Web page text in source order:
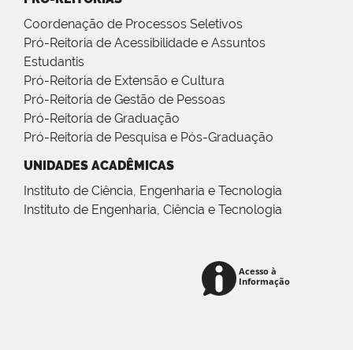
Coordenação de Processos Seletivos
Pró-Reitoria de Acessibilidade e Assuntos
Estudantis
Pró-Reitoria de Extensão e Cultura
Pró-Reitoria de Gestão de Pessoas
Pró-Reitoria de Graduação
Pró-Reitoria de Pesquisa e Pós-Graduação
UNIDADES ACADÊMICAS
Instituto de Ciência, Engenharia e Tecnologia
Instituto de Engenharia, Ciência e Tecnologia